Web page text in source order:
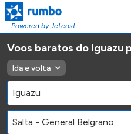
Powered by Jetcost
Voos baratos do Iguazu
Ida e volta